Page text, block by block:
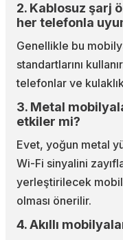
2. Kablosuz şarj
her telefonla
Genellikle bu
standartlarını
telefonlar ve
3. Metal
etkiler mi?
Evet, yoğun metal
Wi-Fi sinyalini
yerleştirilecek
olması önerilir.
4. Akıllı